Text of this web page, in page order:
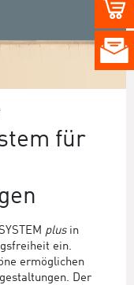
für
plusin
ein.
ermöglichen
Der